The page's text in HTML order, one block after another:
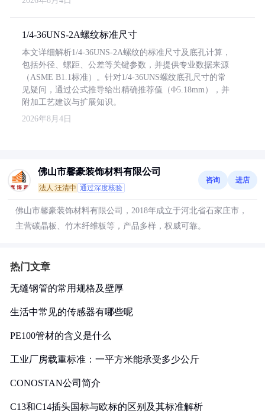
1/4-36UNS-2A螺纹标准尺寸
本文详细解析1/4-36UNS-2A螺纹的标准尺寸及底孔计算，
包括外径、螺距、公差等关键参数，并提供专业数据来源
（ASME B1.1标准）。针对1/4-36UNS螺纹底孔尺寸的常
见疑问，通过公式推导给出精确推荐值（Φ5.18mm），并
附加工艺建议与扩展知识。
2026年8月4日
佛山市馨豪装饰材料有限公司
法人:汪清中 通过深度核验
咨询 进店
佛山市馨豪装饰材料有限公司，2018年成立于河北省石家庄市，
主营碳晶板、竹木纤维板等，产品多样，权威可靠。
热门文章
无缝钢管的常用规格及壁厚
生活中常见的传感器有哪些呢
PE100管材的含义是什么
工业厂房载重标准：一平方米能承受多少公斤
CONOSTAN公司简介
C13和C14插头国标与欧标的区别及其标准解析